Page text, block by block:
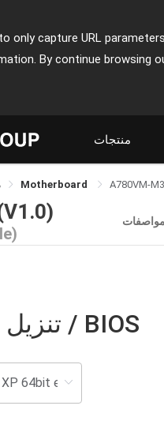
only capture URL
By continue browsing
منتجات
Motherboard A780VM-M3
تنزيل ناقل الحركة / BIOS